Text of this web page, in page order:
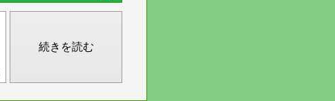
続きを読む